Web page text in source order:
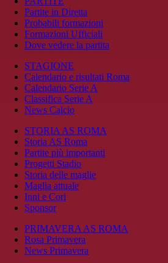
Partite in Diretta
Probabili formazioni
Formazioni Ufficiali
Dove vedere la partita
STAGIONE
Calendario e risultati Roma
Calendario Serie A
Classifica Serie A
News Calcio
STORIA AS ROMA
Storia AS Roma
Partite più importanti
Progetti Stadio
Storia delle maglie
Maglia attuale
Inni e Cori
Sponsor
PRIMAVERA AS ROMA
Rosa Primavera
News Primavera